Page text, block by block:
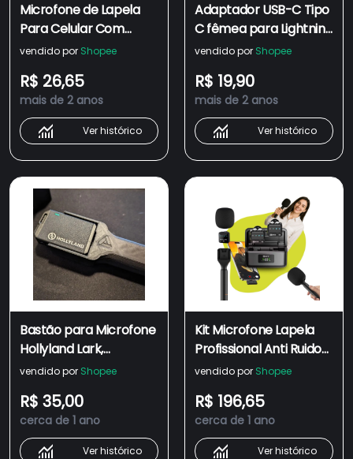
Microfone de Lapela
Para Celular Com
Cabo Adaptador P3 E
Extensor P2XJ2
vendido por Shopee
R$ 26,65
mais de 2 anos
Ver histórico
Adaptador USB-C Tipo
C fêmea para Lightning
Macho Compatível
de Ouvido Microfone
Lapela Transferência
de Dados Carga Turbo
20W Data Transfer
vendido por Shopee
R$ 19,90
mais de 2 anos
Ver histórico
Bastão para Microfone
Hollyland Lark,
Adaptador de Mão
vendido por Shopee
R$ 35,00
cerca de 1 ano
Ver histórico
Kit Microfone Lapela
Profissional Anti Ruido
p/ Celular com Bastão
Vídeos Podcast
vendido por Shopee
R$ 196,65
cerca de 1 ano
Ver histórico